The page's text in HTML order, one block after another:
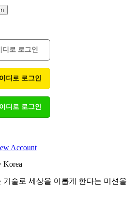
로 로그인
디로 로그인
디로 로그인
Korea
술로 세상을 이롭게 한다는 미션을